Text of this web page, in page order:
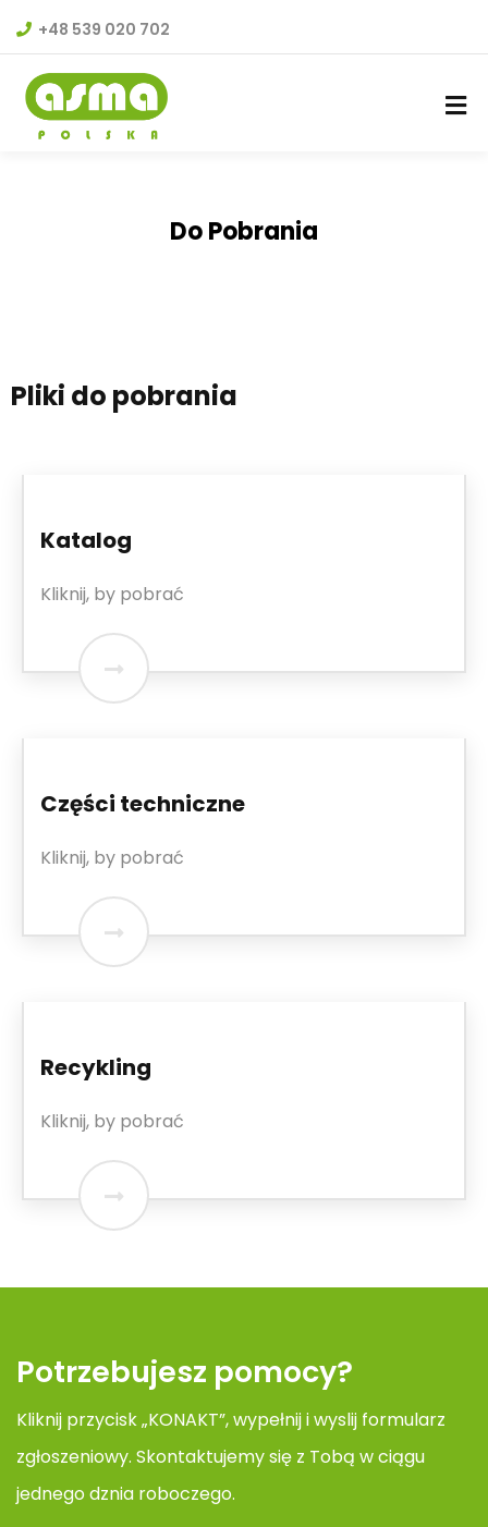
+48 539 020 702
Do Pobrania
Pliki do pobrania
Katalog
Kliknij, by pobrać
Części techniczne
Kliknij, by pobrać
Recykling
Kliknij, by pobrać
Potrzebujesz pomocy?
Kliknij przycisk „KONAKT”, wypełnij i wyslij formularz
zgłoszeniowy. Skontaktujemy się z Tobą w ciągu
jednego dznia roboczego.